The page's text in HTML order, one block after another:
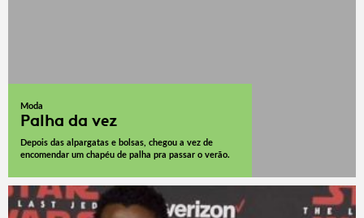
Moda
Palha da vez
Depois das alpargatas e bolsas, chegou a vez de
encomendar um chapéu de palha pra passar o verão.